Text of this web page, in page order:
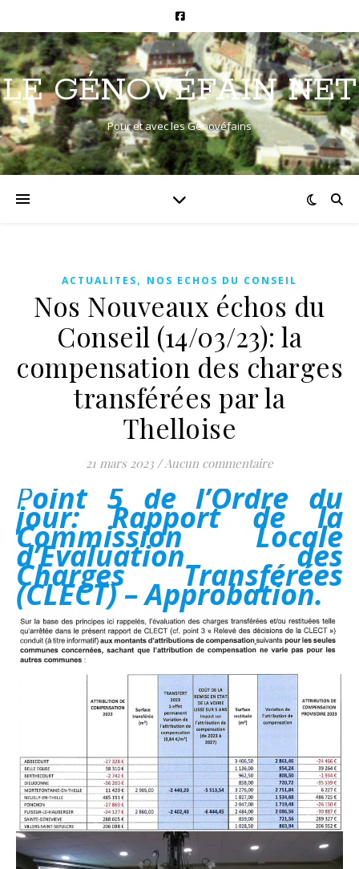
LE GÉNOVÉFAIN NET
Pour et avec les Génovéfains
ACTUALITES, NOS ECHOS DU CONSEIL
Nos Nouveaux échos du
Conseil (14/03/23): la
compensation des charges
transférées par la
Thelloise
21 mars 2023 /Aucun commentaire
Point 5 de l’Ordre du
jour: Rapport de la
Commission Locale
d’Evaluation des
Charges Transférées
(CLECT) – Approbation.